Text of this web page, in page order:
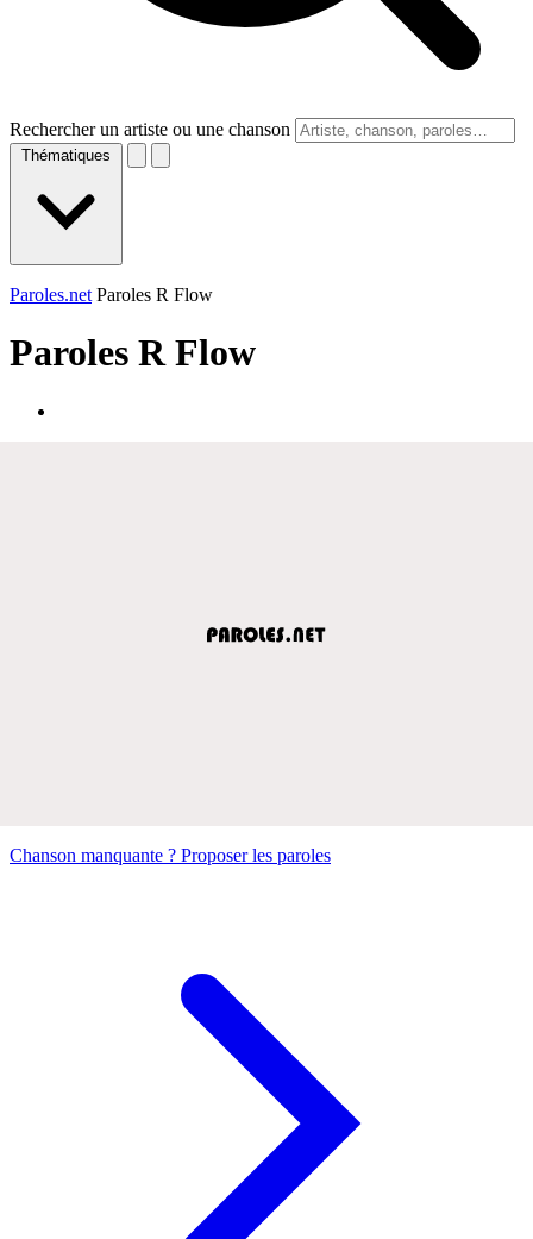
Rechercher un artiste ou une chanson
Thématiques
Paroles.net Paroles R Flow
Paroles R Flow
Chanson manquante ? Proposer les paroles